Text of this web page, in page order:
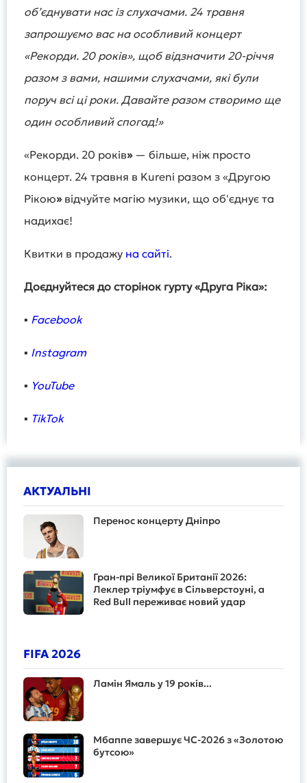
об’єднувати нас із слухачами. 24 травня
запрошуємо вас на особливий концерт
«Рекорди. 20 років», щоб відзначити 20-річчя
разом з вами, нашими слухачами, які були
поруч всі ці роки. Давайте разом створимо ще
один особливий спогад!»
«Рекорди. 20 років»— більше, ніж просто
концерт. 24 травня в Kureni разом з «Другою
Рікою»відчуйте магію музики, що об'єднує та
надихає!
Квитки в продажу на сайті.
Доєднуйтеся до сторінок гурту «Друга Ріка»:
▪️ Facebook
▪️ Instagram
▪️ YouTube
▪️ TikTok
АКТУАЛЬНІ
Перенос концерту Дніпро
Гран-прі Великої Британії 2026:
Леклер тріумфує в Сільверстоуні, а
Red Bull переживає новий удар
FIFA 2026
Ламін Ямаль у 19 років...
Мбаппе завершує ЧС-2026 з «Золотою
бутсою»